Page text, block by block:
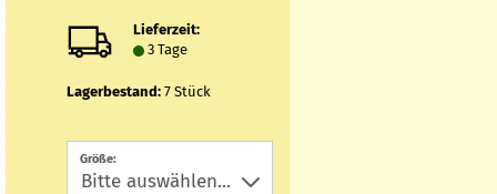
Lieferzeit:
3 Tage
Lagerbestand: 7Stück
Größe: